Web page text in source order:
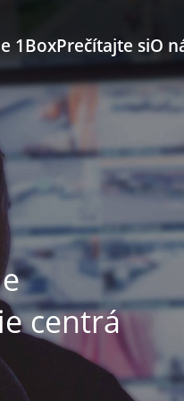
1BoxPrečítajte siO
centrá